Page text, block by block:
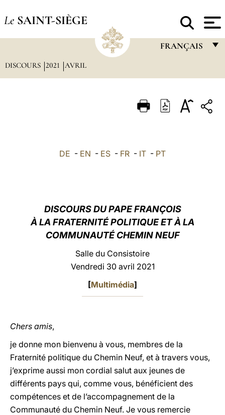
Le SAINT-SIÈGE
FRANÇAIS
ITALIANO
中文
LATINE
DISCOURS 2021 AVRIL
DE - EN - ES - FR - IT - PT
DISCOURS DU PAPE FRANÇOIS
À LA FRATERNITÉ POLITIQUE ET À LA
COMMUNAUTÉ CHEMIN NEUF
Salle du Consistoire
Vendredi 30 avril 2021
[Multimédia]
Chers amis,
je donne mon bienvenu à vous, membres de la
Fraternité politique du Chemin Neuf, et à travers vous,
j’exprime aussi mon cordial salut aux jeunes de
différents pays qui, comme vous, bénéficient des
compétences et de l’accompagnement de la
Communauté du Chemin Neuf. Je vous remercie